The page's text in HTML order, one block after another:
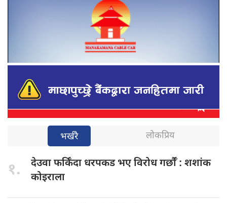
भर्खरै लोकप्रिय
१. देउवा फर्किँदा धरपकड भए विरोध गर्छौँं : शशांक
कोइराला